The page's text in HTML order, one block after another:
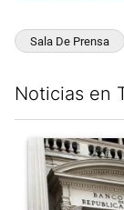
Sala De Prensa
Noticias en
Un artículo de